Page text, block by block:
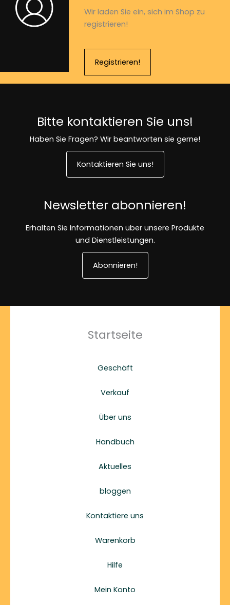
Wir laden Sie ein, sich im Shop zu
registrieren!
Registrieren!
Bitte kontaktieren Sie uns!
Haben Sie Fragen? Wir beantworten sie gerne!
Kontaktieren Sie uns!
Newsletter abonnieren!
Erhalten Sie Informationen über unsere Produkte
und Dienstleistungen.
Abonnieren!
Startseite
Geschäft
Verkauf
Über uns
Handbuch
Aktuelles
bloggen
Kontaktiere uns
Warenkorb
Hilfe
Mein Konto